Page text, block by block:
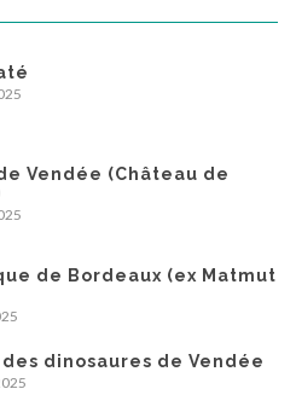
Vendée (Château de
de Bordeaux (ex Matmut
dinosaures de Vendée